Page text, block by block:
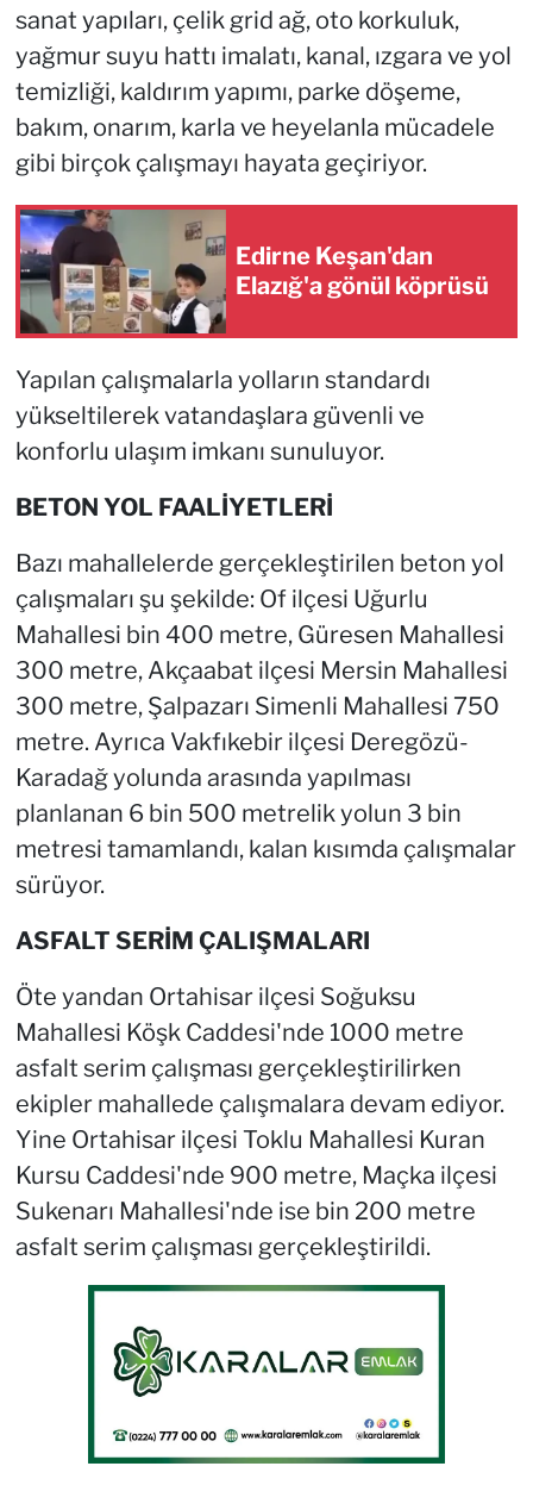
sanat yapıları, çelik grid ağ, oto korkuluk,
yağmur suyu hattı imalatı, kanal, ızgara ve yol
temizliği, kaldırım yapımı, parke döşeme,
bakım, onarım, karla ve heyelanla mücadele
gibi birçok çalışmayı hayata geçiriyor.
Edirne Keşan'dan
Elazığ'a gönül köprüsü
Yapılan çalışmalarla yolların standardı
yükseltilerek vatandaşlara güvenli ve
konforlu ulaşım imkanı sunuluyor.
BETON YOL FAALİYETLERİ
Bazı mahallelerde gerçekleştirilen beton yol
çalışmaları şu şekilde: Of ilçesi Uğurlu
Mahallesi bin 400 metre, Güresen Mahallesi
300 metre, Akçaabat ilçesi Mersin Mahallesi
300 metre, Şalpazarı Simenli Mahallesi 750
metre. Ayrıca Vakfıkebir ilçesi Deregözü-
Karadağ yolunda arasında yapılması
planlanan 6 bin 500 metrelik yolun 3 bin
metresi tamamlandı, kalan kısımda çalışmalar
sürüyor.
ASFALT SERİM ÇALIŞMALARI
Öte yandan Ortahisar ilçesi Soğuksu
Mahallesi Köşk Caddesi'nde 1000 metre
asfalt serim çalışması gerçekleştirilirken
ekipler mahallede çalışmalara devam ediyor.
Yine Ortahisar ilçesi Toklu Mahallesi Kuran
Kursu Caddesi'nde 900 metre, Maçka ilçesi
Sukenarı Mahallesi'nde ise bin 200 metre
asfalt serim çalışması gerçekleştirildi.